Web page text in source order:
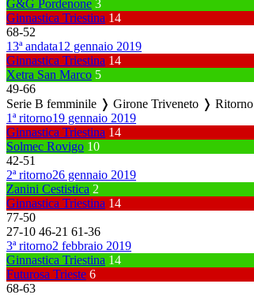
G&G Pordenone 3
Ginnastica Triestina 14
68-52
13ª andata12 gennaio 2019
Ginnastica Triestina 14
Xetra San Marco 5
49-66
Serie B femminile ❭ Girone Triveneto ❭ Ritorno
1ª ritorno19 gennaio 2019
Ginnastica Triestina 14
Solmec Rovigo 10
42-51
2ª ritorno26 gennaio 2019
Zanini Cestistica 2
Ginnastica Triestina 14
77-50
27-10 46-21 61-36
3ª ritorno2 febbraio 2019
Ginnastica Triestina 14
Futurosa Trieste 6
68-63